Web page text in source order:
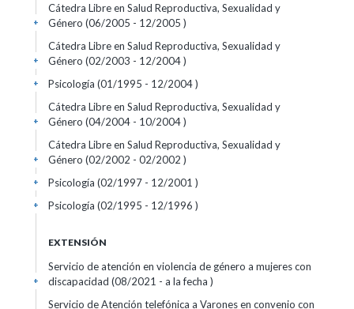
Cátedra Libre en Salud Reproductiva, Sexualidad y
Género (06/2005 - 12/2005 )
+
Cátedra Libre en Salud Reproductiva, Sexualidad y
Género (02/2003 - 12/2004 )
+
Psicología (01/1995 - 12/2004 )
+
Cátedra Libre en Salud Reproductiva, Sexualidad y
Género (04/2004 - 10/2004 )
+
Cátedra Libre en Salud Reproductiva, Sexualidad y
Género (02/2002 - 02/2002 )
+
Psicología (02/1997 - 12/2001 )
+
Psicología (02/1995 - 12/1996 )
+
EXTENSIÓN
Servicio de atención en violencia de género a mujeres con
discapacidad (08/2021 - a la fecha )
+
Servicio de Atención telefónica a Varones en convenio con